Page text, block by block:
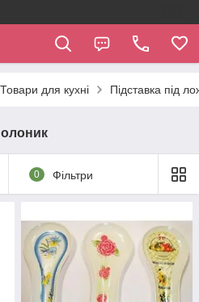
Товари для кухні Підставка під
0 Фільтри